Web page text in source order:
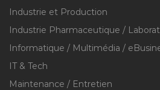
Industrie et Production
Industrie Pharmaceutique /
Informatique / Multimédia /
IT & Tech
Maintenance / Entretien